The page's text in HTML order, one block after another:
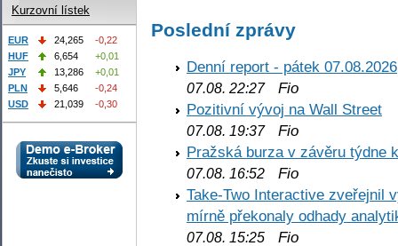
Poslední zprávy
Denní report - pátek 07.08.2026
07.08. 22:27Fio
Pozitivní vývoj na Wall Street
07.08. 19:37Fio
Pražská burza v závěru týdne
07.08. 16:52 Fio
Take-Two Interactive zveřejnil
mírně překonaly odhady
07.08. 15:25 Fio
Kurzovní lístek
EUR 24,265
-0,22
HUF
6,654
+0,01
JPY
13,286
+0,01
PLN
5,646
-0,24
USD
21,039 -0,30